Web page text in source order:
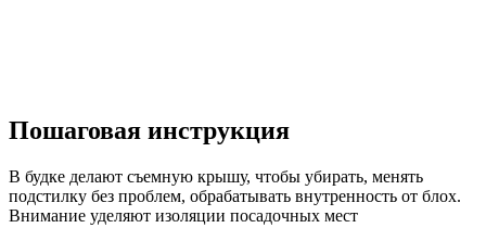
Пошаговая инструкция
В будке делают съемную крышу, чтобы убирать, менять
подстилку без проблем, обрабатывать внутренность от блох.
Внимание уделяют изоляции посадочных мест